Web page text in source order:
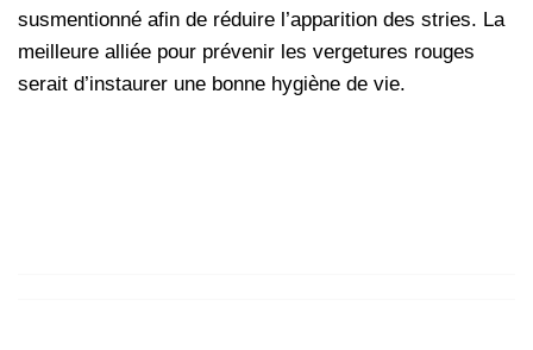
susmentionné afin de réduire l’apparition des stries. La
meilleure alliée pour prévenir les vergetures rouges
serait d’instaurer une bonne hygiène de vie.